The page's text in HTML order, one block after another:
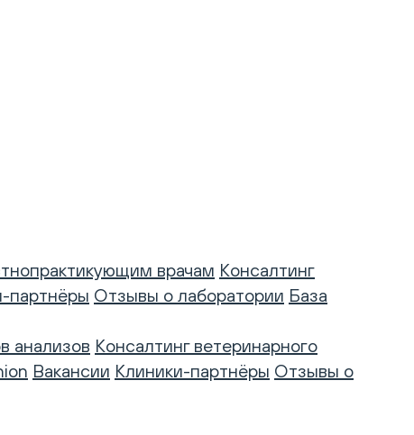
врачам Консалтинг
партнёры Отзывы о лаборатории База
анализов Консалтинг ветеринарного
Вакансии Клиники-партнёры Отзывы о